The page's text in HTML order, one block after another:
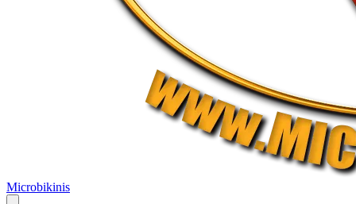
Microbikinis